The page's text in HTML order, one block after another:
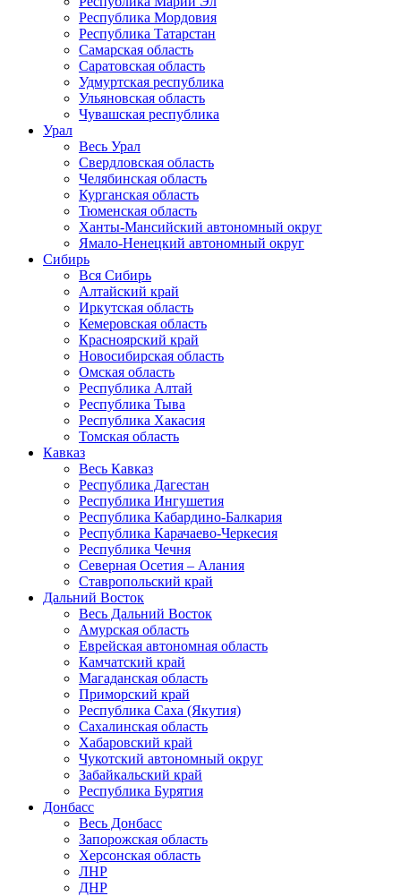
Республика Мордовия
Республика Татарстан
Самарская область
Саратовская область
Удмуртская республика
Ульяновская область
Чувашская республика
Урал
Весь Урал
Свердловская область
Челябинская область
Курганская область
Тюменская область
Ханты-Мансийский автономный округ
Ямало-Ненецкий автономный округ
Сибирь
Вся Сибирь
Алтайский край
Иркутская область
Кемеровская область
Красноярский край
Новосибирская область
Омская область
Республика Алтай
Республика Тыва
Республика Хакасия
Томская область
Кавказ
Весь Кавказ
Республика Дагестан
Республика Ингушетия
Республика Кабардино-Балкария
Республика Карачаево-Черкесия
Республика Чечня
Северная Осетия – Алания
Ставропольский край
Дальний Восток
Весь Дальний Восток
Амурская область
Еврейская автономная область
Камчатский край
Магаданская область
Приморский край
Республика Саха (Якутия)
Сахалинская область
Хабаровский край
Чукотский автономный округ
Забайкальский край
Республика Бурятия
Донбасс
Весь Донбасс
Запорожская область
Херсонская область
ЛНР
ДНР